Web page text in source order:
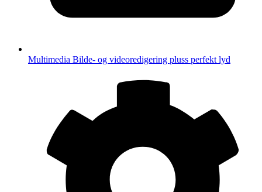
Multimedia Bilde- og videoredigering pluss perfekt lyd